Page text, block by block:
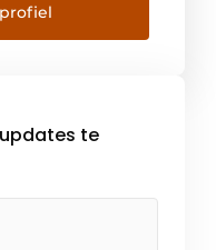
is Keurdesk
in 2024
en […]
te